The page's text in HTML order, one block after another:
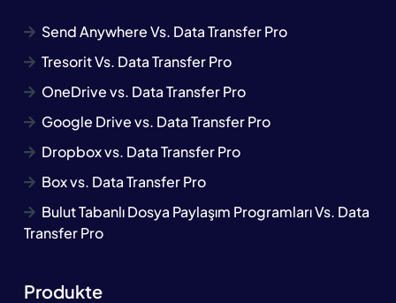
Send Anywhere Vs. Data Transfer Pro
Tresorit Vs. Data Transfer Pro
OneDrive vs. Data Transfer Pro
Google Drive vs. Data Transfer Pro
Dropbox vs. Data Transfer Pro
Box vs. Data Transfer Pro
Bulut Tabanlı Dosya Paylaşım Programları Vs. Data
Transfer Pro
Produkte